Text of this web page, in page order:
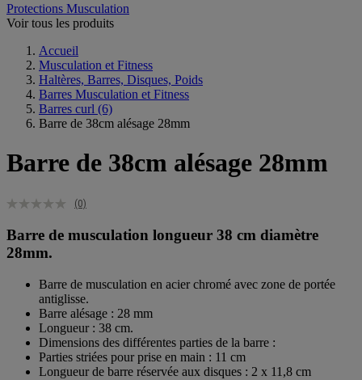
Protections Musculation
Voir tous les produits
Accueil
Musculation et Fitness
Haltères, Barres, Disques, Poids
Barres Musculation et Fitness
Barres curl (6)
Barre de 38cm alésage 28mm
Barre de 38cm alésage 28mm
(0)
Barre de musculation longueur 38 cm diamètre
28mm.
Barre de musculation en acier chromé avec zone de portée
antiglisse.
Barre alésage : 28 mm
Longueur : 38 cm.
Dimensions des différentes parties de la barre :
Parties striées pour prise en main : 11 cm
Longueur de barre réservée aux disques : 2 x 11,8 cm